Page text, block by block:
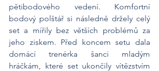
pětibodového vedení. Komfortní
bodový polštář si následně držely celý
set a mířily bez větších problémů za
jeho ziskem. Před koncem setu dala
domácí trenérka šanci mladým
hráčkám, které set ukončily vítězstvím